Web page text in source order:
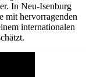
In Neu-Isenburg
mit hervorragenden
internationalen